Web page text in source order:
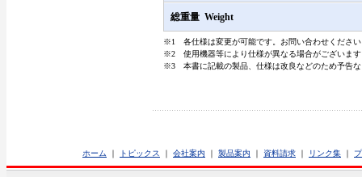
総重量 Weight
※1 各仕様は変更が可能です。お問い合わせくださ
※2 使用機器等により仕様が異なる場合がございます
※3 本書に記載の製品、仕様は改良などのため予告
ホーム ｜ トピックス ｜ 会社案内 ｜ 製品案内 ｜ 資料請求 ｜ リンク集 ｜